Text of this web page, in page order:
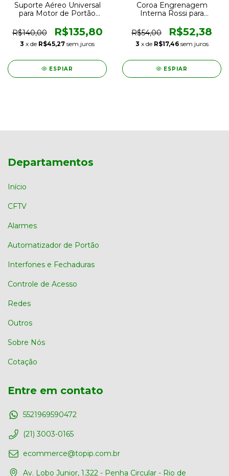
Suporte Aéreo Universal
para Motor de Portão
Regulagem
R$140,00 R$135,80
3 x de R$45,27 sem juros
ESPIAR
Coroa Engrenagem
Interna Rossi para
de Portão Eletrônico
R$54,00 R$52,38
3 x de R$17,46 sem juros
ESPIAR
Departamentos
Início
CFTV
Alarmes
Automatizador de Portão
Interfones e Fechaduras
Controle de Acesso
Redes
Outros
Sobre Nós
Cotação
Entre em contato
5521969590472
(21) 3003-0165
ecommerce@topip.com.br
Av. Lobo Junior, 1.322 - Penha Circular - Rio de